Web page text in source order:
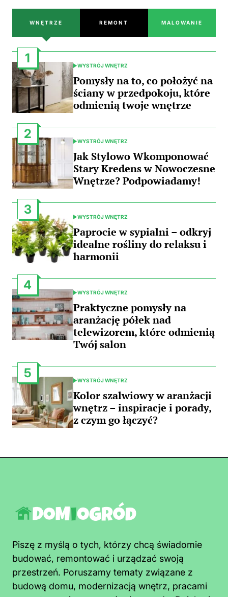
WNĘTRZE REMONT MALOWANIE
1
POSTED
IN
WYSTRÓJ WNĘTRZ
Pomysły na to, co położyć na
ściany w przedpokoju, które
odmienią twoje wnętrze
2
POSTED
IN
WYSTRÓJ WNĘTRZ
Jak Stylowo Wkomponować
Stary Kredens w Nowoczesne
Wnętrze? Podpowiadamy!
3
POSTED
IN
WYSTRÓJ WNĘTRZ
Paprocie w sypialni – odkryj
idealne rośliny do relaksu i
harmonii
4
POSTED
IN
WYSTRÓJ WNĘTRZ
Praktyczne pomysły na
aranżację półek nad
telewizorem, które odmienią
Twój salon
5
POSTED
IN
WYSTRÓJ WNĘTRZ
Kolor szalwiowy w aranżacji
wnętrz – inspiracje i porady,
z czym go łączyć?
Piszę z myślą o tych, którzy chcą świadomie
budować, remontować i urządzać swoją
przestrzeń. Poruszamy tematy związane z
budową domu, modernizacją wnętrz, pracami